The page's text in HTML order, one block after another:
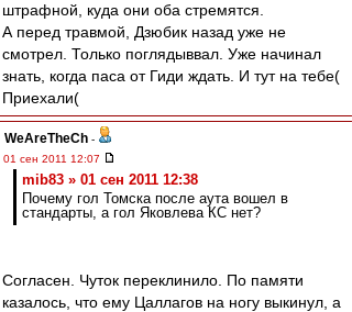
штрафной, куда они оба стремятся.
А перед травмой, Дзюбик назад уже не
смотрел. Только поглядыввал. Уже начинал
знать, когда паса от Гиди ждать. И тут на тебе(
Приехали(
WeAreTheCh -
01 сен 2011 12:07
mib83 » 01 сен 2011 12:38
Почему гол Томска после аута вошел в
стандарты, а гол Яковлева КС нет?
Согласен. Чуток переклинило. По памяти
казалось, что ему Цаллагов на ногу выкинул, а